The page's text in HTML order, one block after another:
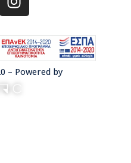
– Powered by